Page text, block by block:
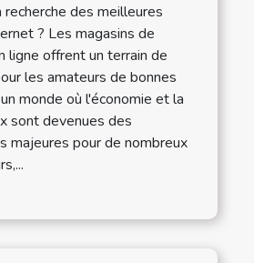
des meilleures
? Les magasins de
ligne offrent un terrain de
les amateurs de bonnes
monde où l'économie et la
sont devenues des
majeures pour de nombreux